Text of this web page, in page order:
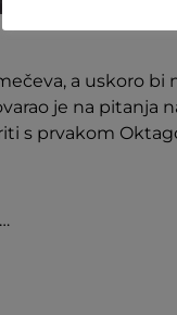
a uskoro
je na
s prvakom